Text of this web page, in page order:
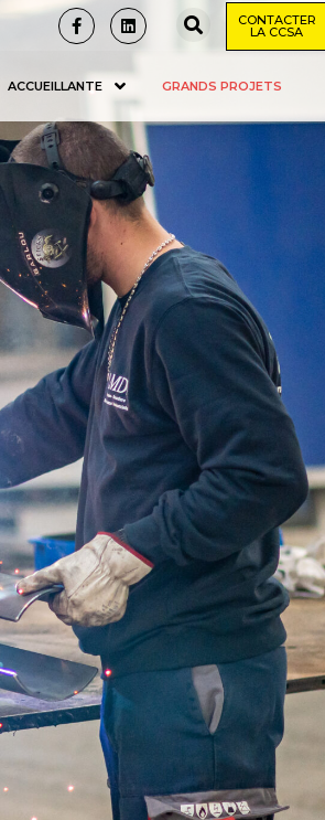
CONTACTER
LA CCSA
ACCUEILLANTE GRANDS PROJETS